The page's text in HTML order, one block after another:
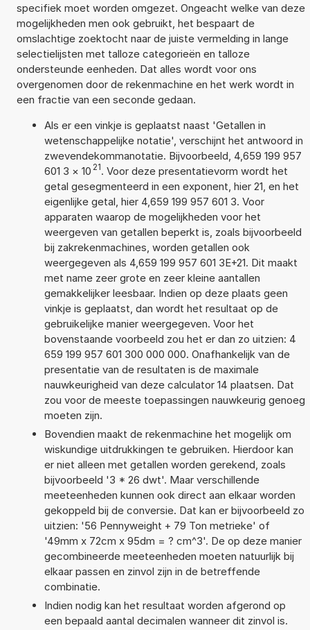
specifiek moet worden omgezet. Ongeacht welke van deze
mogelijkheden men ook gebruikt, het bespaart de
omslachtige zoektocht naar de juiste vermelding in lange
selectielijsten met talloze categorieën en talloze
ondersteunde eenheden. Dat alles wordt voor ons
overgenomen door de rekenmachine en het werk wordt in
een fractie van een seconde gedaan.
Als er een vinkje is geplaatst naast 'Getallen in
wetenschappelijke notatie', verschijnt het antwoord in
zwevendekommanotatie. Bijvoorbeeld, 4,659 199 957
601 3 × 10 21. Voor deze presentatievorm wordt het
getal gesegmenteerd in een exponent, hier 21, en het
eigenlijke getal, hier 4,659 199 957 601 3. Voor
apparaten waarop de mogelijkheden voor het
weergeven van getallen beperkt is, zoals bijvoorbeeld
bij zakrekenmachines, worden getallen ook
weergegeven als 4,659 199 957 601 3E+21. Dit maakt
met name zeer grote en zeer kleine aantallen
gemakkelijker leesbaar. Indien op deze plaats geen
vinkje is geplaatst, dan wordt het resultaat op de
gebruikelijke manier weergegeven. Voor het
bovenstaande voorbeeld zou het er dan zo uitzien: 4
659 199 957 601 300 000 000. Onafhankelijk van de
presentatie van de resultaten is de maximale
nauwkeurigheid van deze calculator 14 plaatsen. Dat
zou voor de meeste toepassingen nauwkeurig genoeg
moeten zijn.
Bovendien maakt de rekenmachine het mogelijk om
wiskundige uitdrukkingen te gebruiken. Hierdoor kan
er niet alleen met getallen worden gerekend, zoals
bijvoorbeeld '3 * 26 dwt'. Maar verschillende
meeteenheden kunnen ook direct aan elkaar worden
gekoppeld bij de conversie. Dat kan er bijvoorbeeld zo
uitzien: '56 Pennyweight + 79 Ton metrieke' of
'49mm x 72cm x 95dm = ? cm^3'. De op deze manier
gecombineerde meeteenheden moeten natuurlijk bij
elkaar passen en zinvol zijn in de betreffende
combinatie.
Indien nodig kan het resultaat worden afgerond op
een bepaald aantal decimalen wanneer dit zinvol is.